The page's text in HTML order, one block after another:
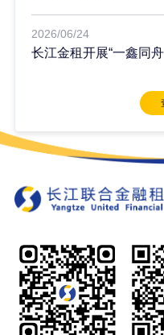
2026/06/24
长江金租开展“一鑫同